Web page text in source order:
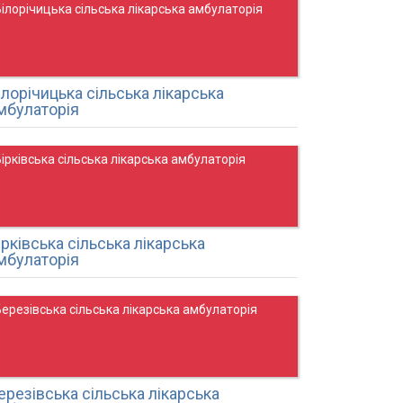
сільська лікарська амбулаторія
сільська лікарська
сільська лікарська амбулаторія
сільська лікарська
сільська лікарська амбулаторія
сільська лікарська